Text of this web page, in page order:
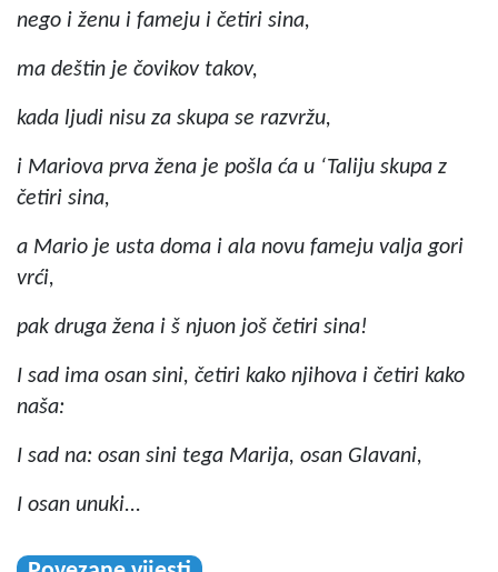
nego i ženu i fameju i četiri sina,
ma deštin je čovikov takov,
kada ljudi nisu za skupa se razvržu,
i Mariova prva žena je pošla ća u ‘Taliju skupa z
četiri sina,
a Mario je usta doma i ala novu fameju valja gori
vrći,
pak druga žena i š njuon još četiri sina!
I sad ima osan sini, četiri kako njihova i četiri kako
naša:
I sad na: osan sini tega Marija, osan Glavani,
I osan unuki...